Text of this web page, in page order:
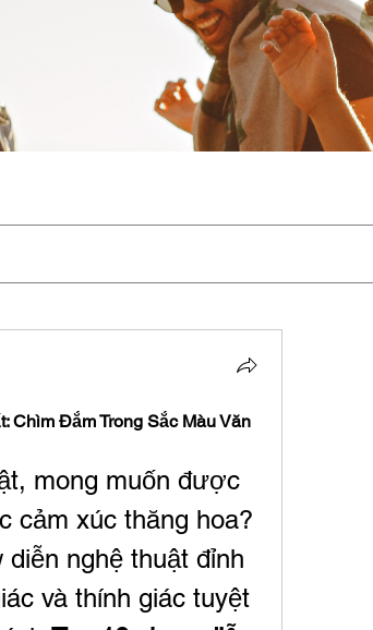
Chìm Đắm Trong Sắc Màu Văn
mong muốn được
cảm xúc thăng hoa?
nghệ thuật đỉnh
và thính giác tuyệt